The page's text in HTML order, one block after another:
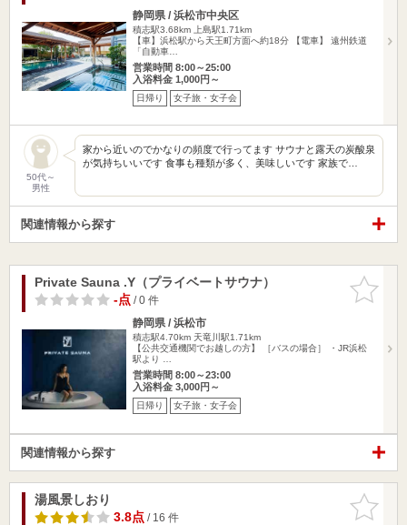
静岡県 / 浜松市中央区
積志駅3.68km
上島駅1.71km
【車】浜松駅から天王町方面へ約18分 【電車】 遠州鉄道
「自動車…
営業時間 8:00～25:00
入浴料金 1,000円～
日帰り 女子旅・女子会
50代～
男性
家から近いのでかなりの頻度で行ってます サウナと露天の炭酸泉
が気持ちいいです 食事も種類が多く、美味しいです 家族で…
関連情報から探す
お気に入
りに追加
Private Sauna .Y（プライベートサウナ）
-点/ 0 件
静岡県 / 浜松市
積志駅4.70km 天竜川駅1.71km
【公共交通機関でお越しの方】 ［バスの場合］ ・JR浜松
駅より …
営業時間 8:00～23:00
入浴料金 3,000円～
日帰り 女子旅・女子会
関連情報から探す
お気に入
りに追加
湯風景しおり
3.8点/ 16 件